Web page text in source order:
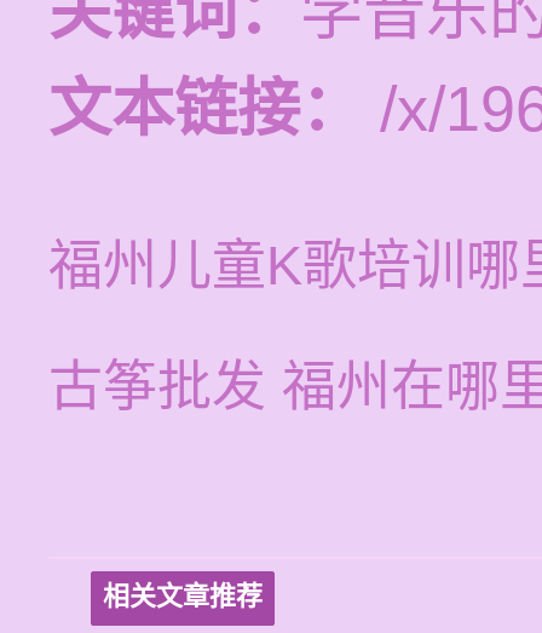
文本链接：
/x/
福州儿童K歌培训哪
古筝批发 福州在哪
相关文章推荐